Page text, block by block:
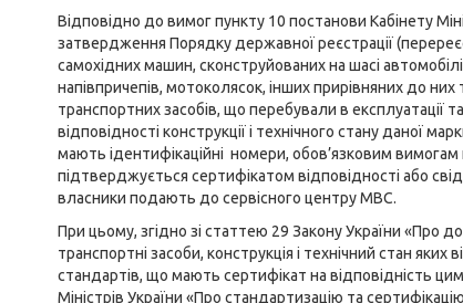
Відповідно до вимог пункту 10 постанови Кабінету
затвердження Порядку державної реєстрації
самохідних машин, сконструйованих на шасі
напівпричепів, мотоколясок, інших прирівняних до
транспортних засобів, що перебували в експлуатації
відповідності конструкції і технічного стану даної
мають ідентифікаційні номери, обов’язковим вимогам
підтверджується сертифікатом відповідності або
власники подають до сервісного центру МВС.
При цьому, згідно зі статтею 29 Закону України «Про
транспортні засоби, конструкція і технічний стан
стандартів, що мають сертифікат на відповідність
Міністрів України «Про стандартизацію та